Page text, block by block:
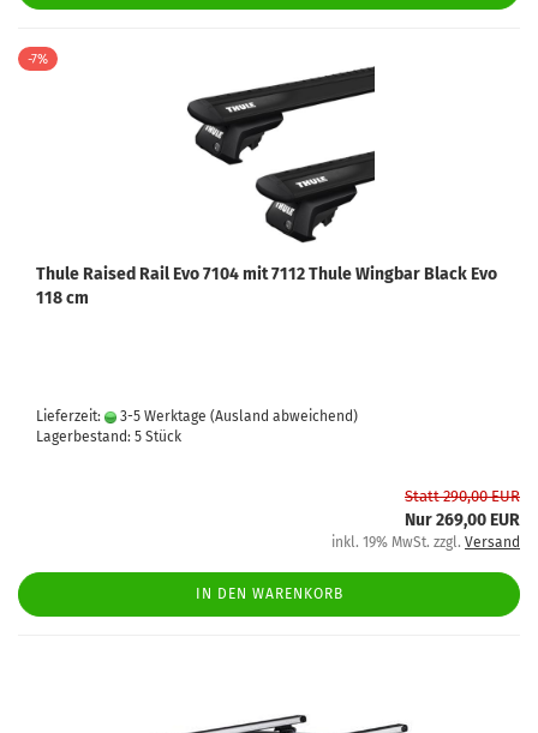
-7%
Thule Raised Rail Evo 7104 mit 7112 Thule Wingbar Black Evo
118 cm
Lieferzeit: 3-5 Werktage (Ausland abweichend)
Lagerbestand: 5 Stück
Statt 290,00 EUR
Nur 269,00 EUR
inkl. 19% MwSt. zzgl. Versand
IN DEN WARENKORB